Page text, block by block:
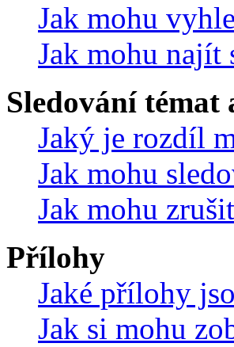
Jak mohu
Jak mohu najít
Sledování témat
Jaký je rozdíl
Jak mohu
Jak mohu
Přílohy
Jaké přílohy
Jak si mohu